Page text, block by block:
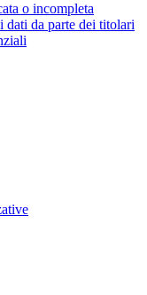
o incompleta
dati da parte dei titolari